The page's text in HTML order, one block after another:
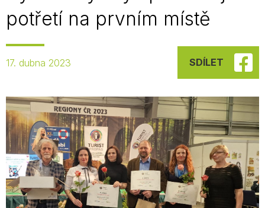
potřetí na prvním místě
17. dubna 2023 SDÍLET